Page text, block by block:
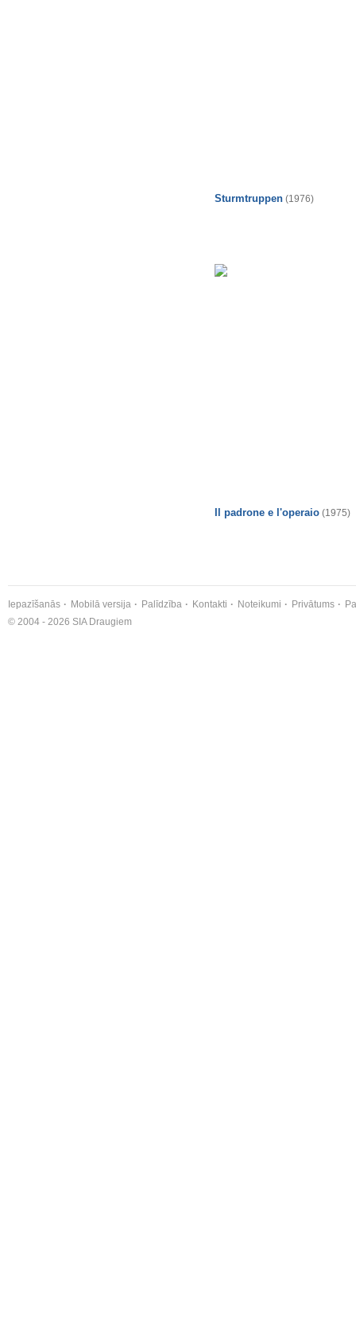
Sturmtruppen (1976)
Il padrone e l'operaio (1975)
Iepazīšanās Mobilā versija Palīdzība Kontakti Noteikumi Privātums
© 2004 - 2026 SIA Draugiem